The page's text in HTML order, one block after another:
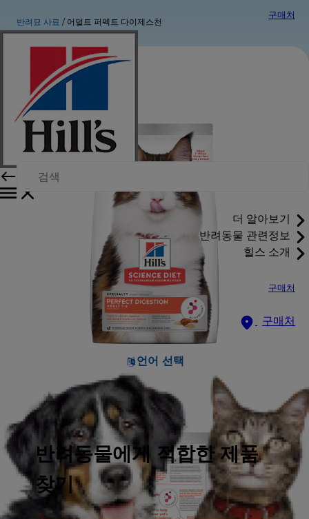
구매처
더 알아보기
반려동물 관련정보
힐스 소개
구매처
구매처
언어 선택
반려동물에게 적합한 제품
찾기
반려묘 사료 어덜트 퍼펙트 다이제스천